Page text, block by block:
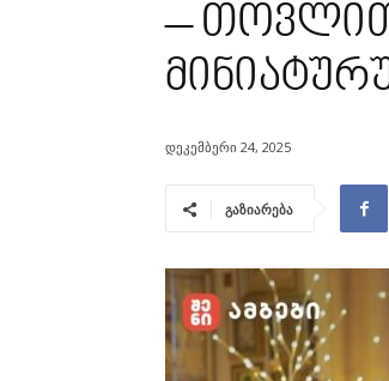
–
დეკემბერი 24, 2025
გაზიარება